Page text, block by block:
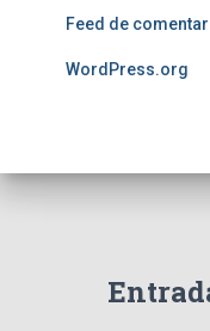
Feed de
WordPress.org